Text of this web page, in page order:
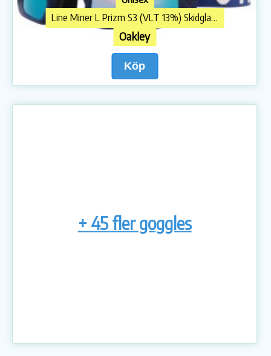
Line Miner L Prizm S3 (VLT 13%) Skidglasögon
Oakley
Köp
+ 45 fler goggles